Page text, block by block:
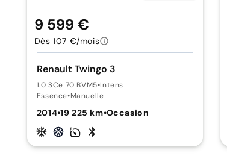
Renault Twingo 3
1.0 SCe 70 BVM5•Intens
Essence•Manuelle
2014•19 225 km•Occasion
9 599 €
Dès 107 €/mois